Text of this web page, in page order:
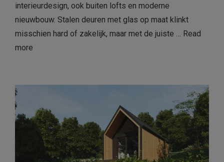
interieurdesign, ook buiten lofts en moderne
nieuwbouw. Stalen deuren met glas op maat klinkt
misschien hard of zakelijk, maar met de juiste … Read
more